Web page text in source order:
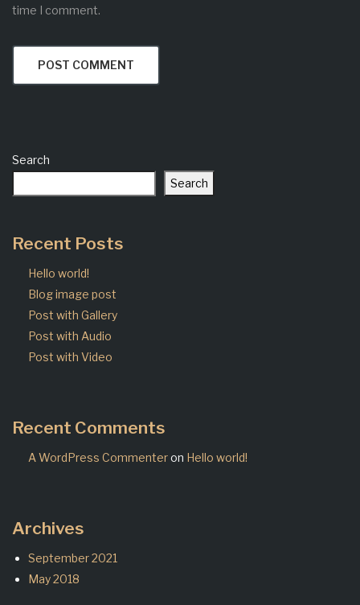
time I comment.
Search
Search
Recent Posts
Hello world!
Blog image post
Post with Gallery
Post with Audio
Post with Video
Recent Comments
A WordPress Commenteron Hello world!
Archives
September 2021
May 2018